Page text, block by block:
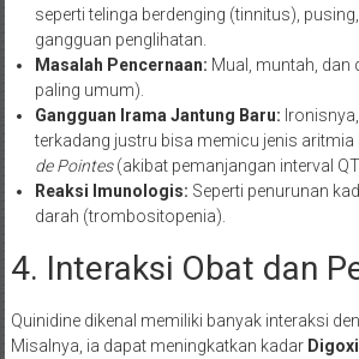
seperti telinga berdenging (tinnitus),
gangguan penglihatan.
Masalah Pencernaan: Mual, muntah, dan
paling umum).
Gangguan Irama Jantung Baru:
terkadang justru bisa memicu jenis aritmia
de Pointes(akibat pemanjangan interval
Reaksi Imunologis: Seperti penurunan
darah (trombositopenia).
4. Interaksi Obat dan
Quinidine dikenal memiliki banyak interaksi
Misalnya, ia dapat meningkatkan kadar